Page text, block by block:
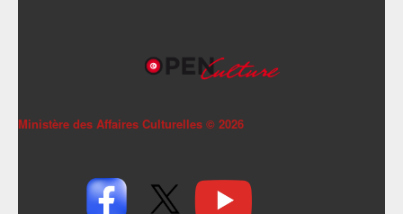
Ministère des Affaires Culturelles © 2026